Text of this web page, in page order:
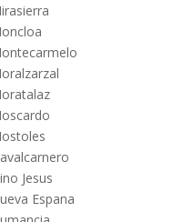
Jesus
Espana